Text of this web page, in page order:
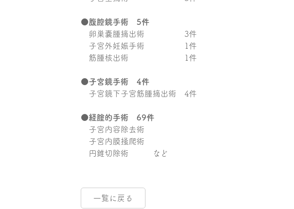
●腹腔鏡手術 5件
卵巣嚢腫摘出術 3件
子宮外妊娠手術 1件
筋腫核出術 1件
●子宮鏡手術 4件
子宮鏡下子宮筋腫摘出術 4件
●経腟的手術 69件
子宮内容除去術
子宮内膜掻爬術
円錐切除術 など
一覧に戻る